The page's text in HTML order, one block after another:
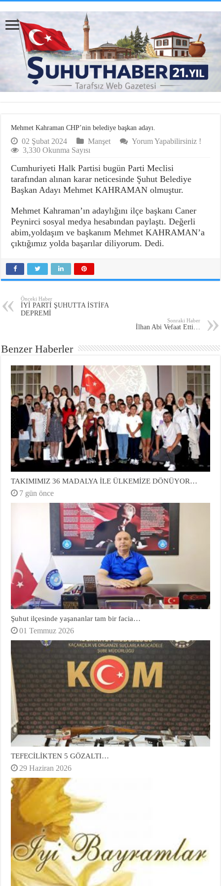
Mehmet Kahraman CHP’nin belediye başkan adayı.
02 Şubat 2024 Manşet
Yorum Yapabilirsiniz !
3,330 Okunma Sayısı
Cumhuriyeti Halk Partisi bugün Parti Meclisi
tarafından alınan karar neticesinde Şuhut Belediye
Başkan Adayı Mehmet KAHRAMAN olmuştur.
Mehmet Kahraman’ın adaylığını ilçe başkanı Caner
Peynirci sosyal medya hesabından paylaştı. Değerli
abim,yoldaşım ve başkanım Mehmet KAHRAMAN’a
çıktığımız yolda başarılar diliyorum. Dedi.
Önceki Haber
İYİ PARTİ ŞUHUTTA İSTİFA
DEPREMİ
Sonraki Haber
İlhan Abi Vefaat Etti…
Benzer Haberler
TAKIMIMIZ 36 MADALYA İLE ÜLKEMİZE DÖNÜYOR…
7 gün önce
Şuhut ilçesinde yaşananlar tam bir facia…
01 Temmuz 2026
TEFECİLİKTEN 5 GÖZALTI…
29 Haziran 2026